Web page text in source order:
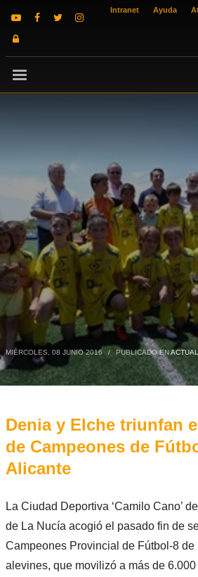
Intranet Ayuda
MIÉRCOLES, 08 JUNIO 2016 / PUBLICADO EN
Denia y Elche triunfan
de Campeones de
Alicante
La Ciudad Deportiva ‘Camilo Cano’
de La Nucía acogió el pasado fin de
Campeones Provincial de Fútbol-8 de
alevines, que movilizó a más de